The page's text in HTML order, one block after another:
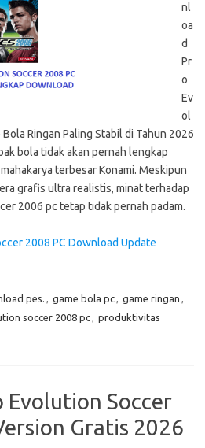
nl
oa
d
Pr
o
Ev
ol
Ringan Paling Stabil di Tahun 2026
bola tidak akan pernah lengkap
terbesar Konami. Meskipun
grafis ultra realistis, minat terhadap
2006 pc tetap tidak pernah padam.
2008 PC Download Update
pes. , game bola pc, game ringan ,
soccer 2008 pc, produktivitas
Evolution Soccer
Gratis 2026